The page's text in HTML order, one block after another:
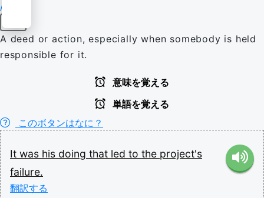
/ˈduːɪŋ/
A deed or action, especially when somebody is held
responsible for it.
意味を覚える
単語を覚える
このボタンはなに？
It was his doing that led to the project's
failure.
翻訳する